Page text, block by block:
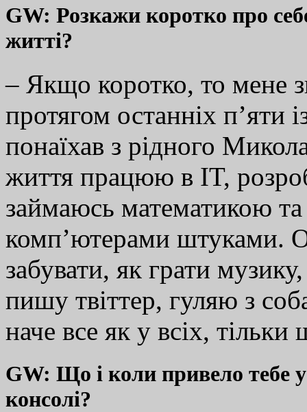
GW: Розкажи коротко про
житті?
– Якщо коротко, то мене
протягом останніх п’яти
понаїхав з рідного
життя працюю в IT,
займаюсь математикою
комп’ютерами штуками.
забувати, як грати
пишу твіттер, гуляю з
наче все як у всіх,
GW: Що і коли привело тебе
консолі?